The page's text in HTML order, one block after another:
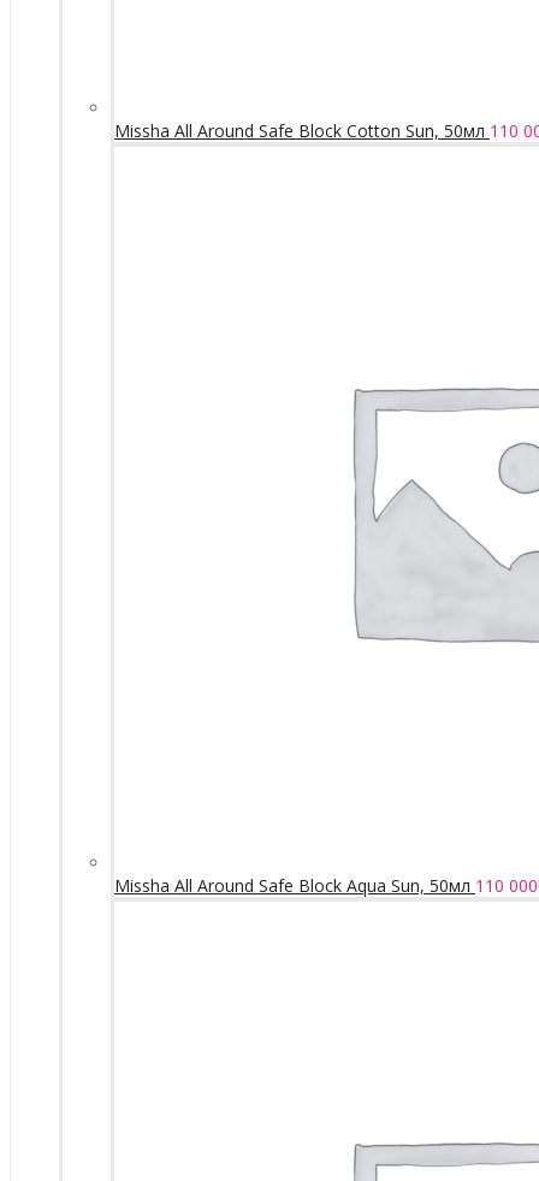
Missha All Around Safe Block Cotton Sun, 50мл 110
Missha All Around Safe Block Aqua Sun, 50мл 110 000